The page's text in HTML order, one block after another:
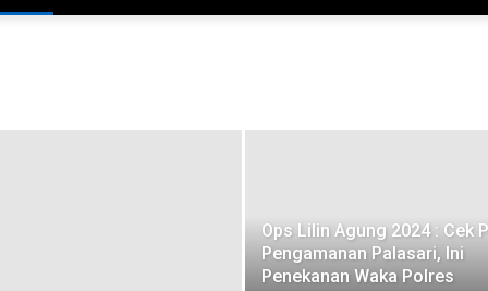
Ops Lilin Agung 2024 : Cek
Pengamanan Palasari, Ini
Penekanan Waka Polres